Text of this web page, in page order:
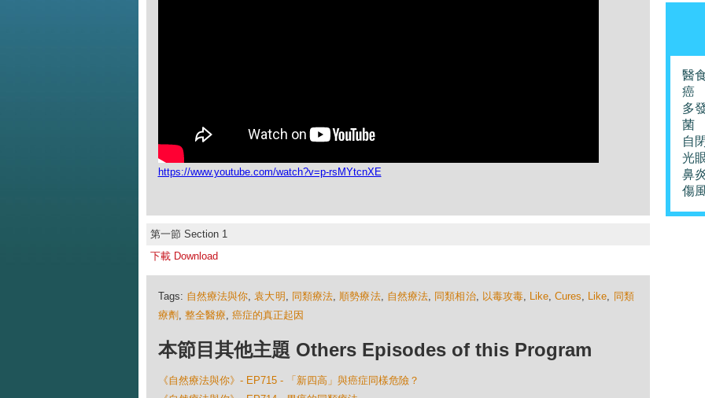
https://www.youtube.com/watch?v=p-rsMYtcnXE
第一節 Section 1
下載 Download
Tags: 自然療法與你,袁大明 , 同類療法, 順勢療法, 自然療法, 同類相治, 以毒攻毒, Like,Cures, Like, 同類
療劑 , 整全醫療, 癌症的真正起因
本節目其他主題 Others Episodes of this Program
《自然療法與你》- EP715 - 「新四高」與癌症同樣危險？
醫
癌
多
菌
自
光
鼻
傷